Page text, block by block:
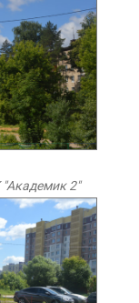
2"